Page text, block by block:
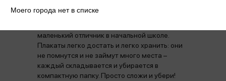
В этой удивительной папке – 10 ярких
маленький отличник в начальной школе.
Плакаты легко достать и легко хранить: они
не помнутся и не займут много места –
каждый складывается и убирается в
компактную папку. Просто сложи и убери!
Моего города нет в списке